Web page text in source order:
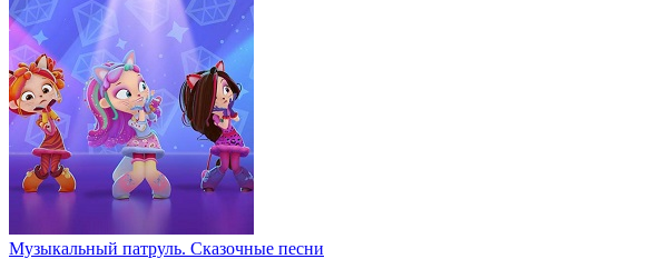
Музыкальный патруль. Сказочные песни